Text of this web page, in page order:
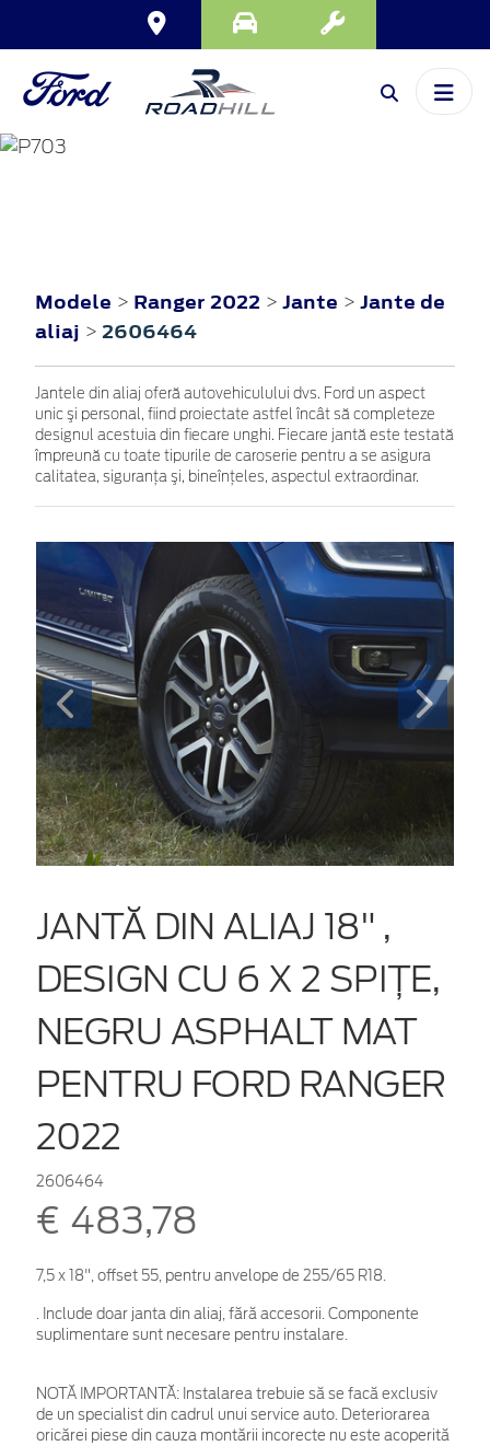
Modele > Ranger 2022 > Jante > Jante de
aliaj > 2606464
Jantele din aliaj oferă autovehiculului dvs. Ford un aspect
unic şi personal, fiind proiectate astfel încât să completeze
designul acestuia din fiecare unghi. Fiecare jantă este testată
împreună cu toate tipurile de caroserie pentru a se asigura
calitatea, siguranţa şi, bineînţeles, aspectul extraordinar.
JANTĂ DIN ALIAJ 18" ,
DESIGN CU 6 X 2 SPIȚE,
NEGRU ASPHALT MAT
PENTRU FORD RANGER
2022
2606464
€ 483,78
7,5 x 18", offset 55, pentru anvelope de 255/65 R18.
. Include doar janta din aliaj, fără accesorii. Componente
suplimentare sunt necesare pentru instalare.
NOTĂ IMPORTANTĂ: Instalarea trebuie să se facă exclusiv
de un specialist din cadrul unui service auto. Deteriorarea
oricărei piese din cauza montării incorecte nu este acoperită